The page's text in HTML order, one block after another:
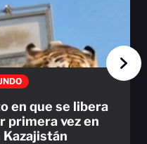
en que se libera
primera vez en
Kazajistán